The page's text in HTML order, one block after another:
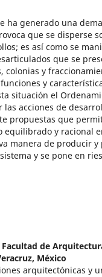
ha generado una
que se disperse
es así como se
que se
y
y
situación el
acciones de
propuestas que
equilibrado y racional
manera de producir y
y se pone en
Facultad de
México
arquitectónicas y